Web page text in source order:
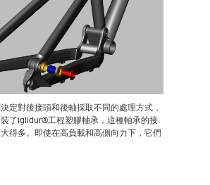
定對後接頭和後軸採取不同的處理方式，
了iglidur®工程塑膠軸承，這種軸承的接
得多。即使在高負載和高側向力下，它們